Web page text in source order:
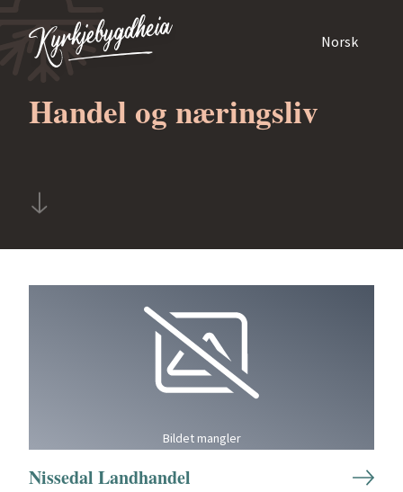
Norsk
Handel og næringsliv
Bildet mangler
Nissedal Landhandel